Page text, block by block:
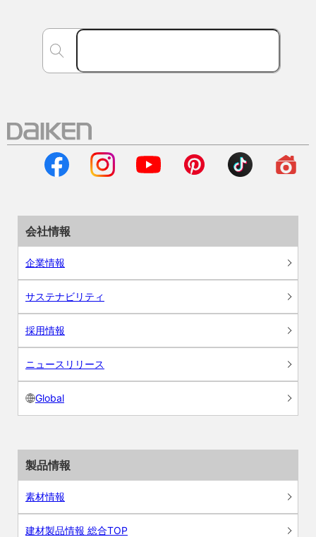
会社情報
企業情報
サステナビリティ
採用情報
ニュースリリース
Global
製品情報
素材情報
建材製品情報 総合TOP